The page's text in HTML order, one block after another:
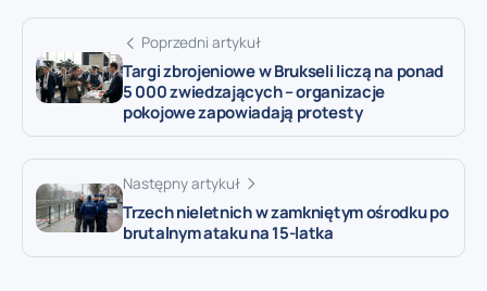
Poprzedni artykuł
Targi zbrojeniowe w Brukseli liczą na ponad
5 000 zwiedzających – organizacje
pokojowe zapowiadają protesty
Następny artykuł
Trzech nieletnich w zamkniętym ośrodku po
brutalnym ataku na 15-latka